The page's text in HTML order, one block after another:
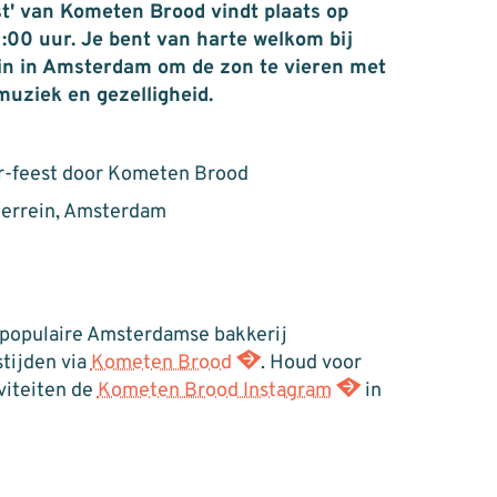
van Kometen Brood vindt plaats op
uur. Je bent van harte welkom bij
in Amsterdam om de zon te vieren met
en gezelligheid.
feest door Kometen Brood
Amsterdam
Amsterdamse bakkerij
viaKometen Brood
. Houd voor
deKometen Brood Instagram in